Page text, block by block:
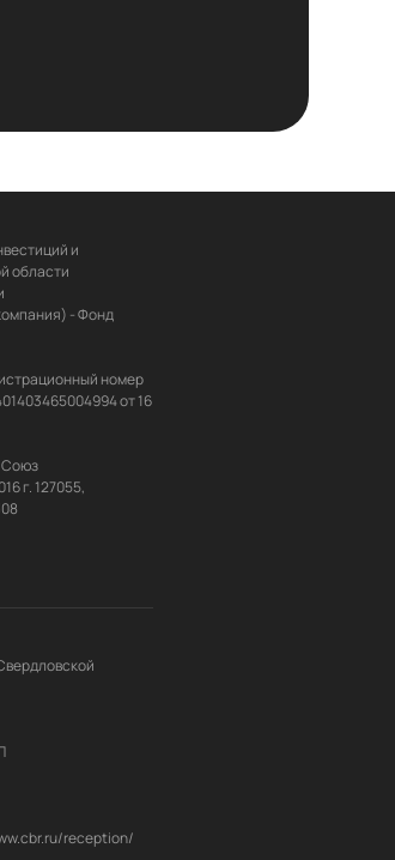
и
области
- Фонд
номер
от 16
г. 127055,
г. Москва, Полесский проезд 16, стр.1, оф.308
reception/